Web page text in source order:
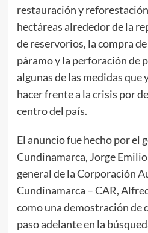
restauración y
hectáreas alrededor de la
de reservorios, la compra
páramo y la perforación de
algunas de las medidas que
hacer frente a la crisis por
centro del país.
El anuncio fue hecho por el
Cundinamarca, Jorge
general de la Corporación
Cundinamarca – CAR,
como una demostración de
paso adelante en la